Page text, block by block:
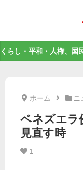
くらし・平和・人権、国
ホーム ニ
ベネズエ
見直す時
1